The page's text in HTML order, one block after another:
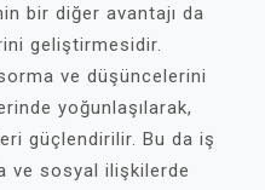
bir diğer avantajı da
geliştirmesidir.
ve düşüncelerini
yoğunlaşılarak,
güçlendirilir. Bu da iş
ve sosyal ilişkilerde